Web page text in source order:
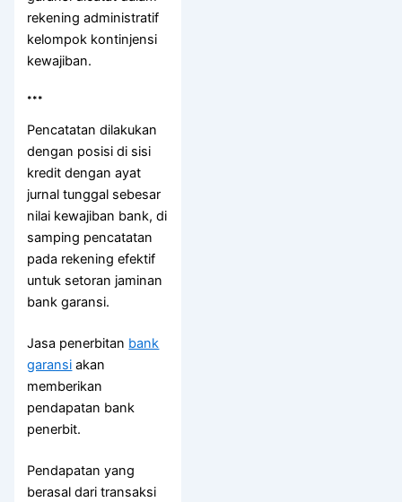
rekening administratif
kelompok kontinjensi
kewajiban.
***
Pencatatan dilakukan
dengan posisi di sisi
kredit dengan ayat
jurnal tunggal sebesar
nilai kewajiban bank, di
samping pencatatan
pada rekening efektif
untuk setoran jaminan
bank garansi.
Jasa penerbitan bank
garansi akan
memberikan
pendapatan bank
penerbit.
Pendapatan yang
berasal dari transaksi